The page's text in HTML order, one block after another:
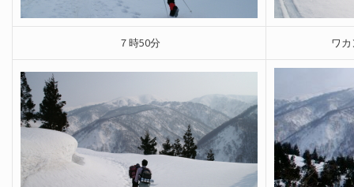
７時50分 ワ